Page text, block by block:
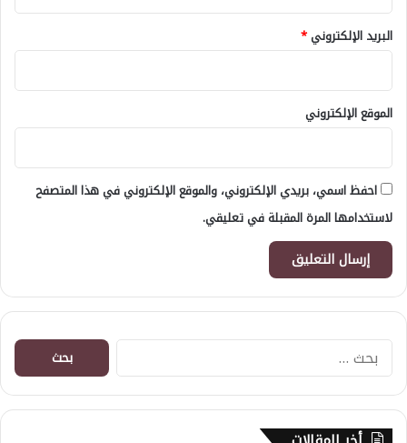
البريد الإلكتروني*
الموقع الإلكتروني
احفظ اسمي، بريدي الإلكتروني، والموقع الإلكتروني في هذا المتصفح
لاستخدامها المرة المقبلة في تعليقي.
البحث
عن: